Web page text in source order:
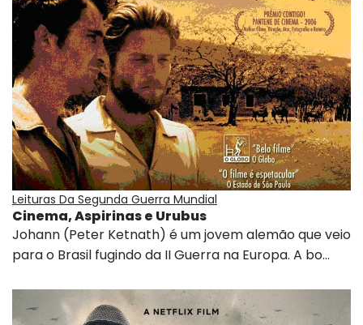
Leituras Da Segunda Guerra Mundial
Cinema, Aspirinas e Urubus
Johann (Peter Ketnath) é um jovem alemão que veio
para o Brasil fugindo da II Guerra na Europa. A bo…